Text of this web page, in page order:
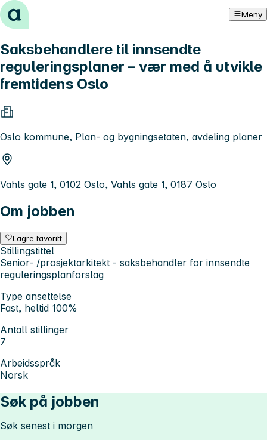
Hopp til innhold Meny
Saksbehandlere til innsendte
reguleringsplaner – vær med å utvikle
fremtidens Oslo
Oslo kommune, Plan- og bygningsetaten, avdeling planer
Vahls gate 1, 0102 Oslo, Vahls gate 1, 0187 Oslo
Om jobben
Lagre favoritt
Stillingstittel
Senior- /prosjektarkitekt - saksbehandler for innsendte
reguleringsplanforslag
Type ansettelse
Fast, heltid 100%
Antall stillinger
7
Arbeidsspråk
Norsk
Søk på jobben
Søk senest i morgen